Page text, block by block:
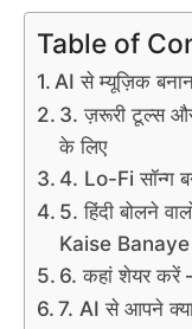
Table of
AI से म्यूज़िक
3. ज़रूरी टूल्स
के लिए
4. Lo-Fi सॉन्ग
5. हिंदी बोलने
Kaise Banaye
6. कहां शेयर
7. AI से आपने